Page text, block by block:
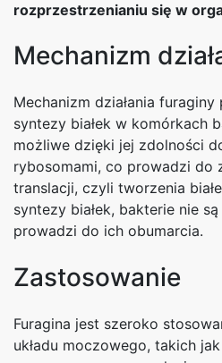
rozprzestrzenianiu się w
Mechanizm
Mechanizm działania
syntezy białek w komórkach
możliwe dzięki jej zdolności
rybosomami, co prowadzi do
translacji, czyli tworzenia
syntezy białek, bakterie nie
prowadzi do ich obumarcia.
Zastosowanie
Furagina jest szeroko
układu moczowego, takich